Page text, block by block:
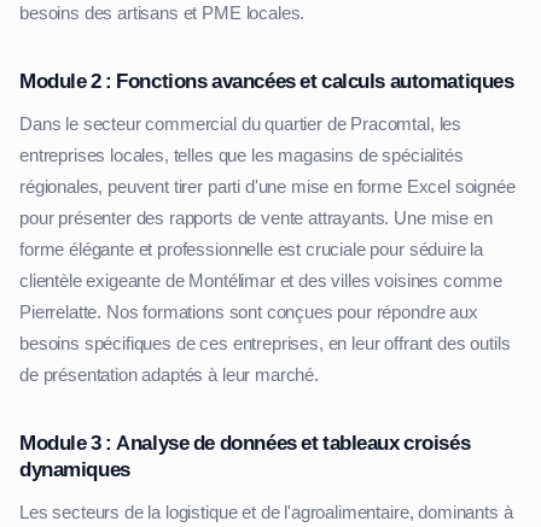
besoins des artisans et PME locales.
Module 2 : Fonctions avancées et calculs automatiques
Dans le secteur commercial du quartier de Pracomtal, les
entreprises locales, telles que les magasins de spécialités
régionales, peuvent tirer parti d'une mise en forme Excel soignée
pour présenter des rapports de vente attrayants. Une mise en
forme élégante et professionnelle est cruciale pour séduire la
clientèle exigeante de Montélimar et des villes voisines comme
Pierrelatte. Nos formations sont conçues pour répondre aux
besoins spécifiques de ces entreprises, en leur offrant des outils
de présentation adaptés à leur marché.
Module 3 : Analyse de données et tableaux croisés
dynamiques
Les secteurs de la logistique et de l'agroalimentaire, dominants à